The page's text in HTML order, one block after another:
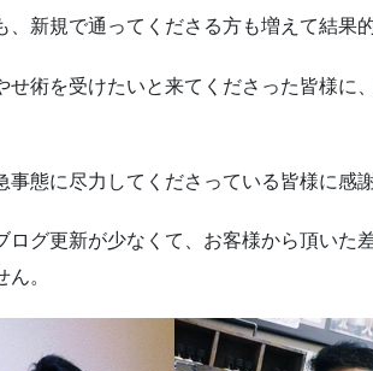
、新規で通ってくださる方も増えて結果
せ術を受けたいと来てくださった皆様に
事態に尽力してくださっている皆様に感
ログ更新が少なくて、お客様から頂いた
ん。